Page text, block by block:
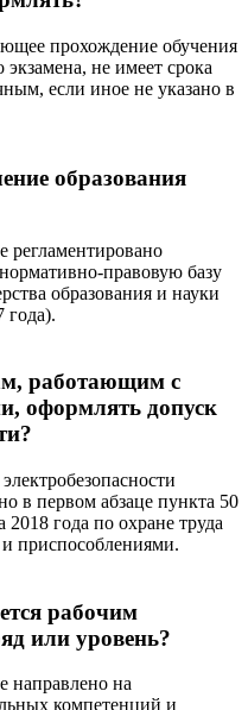
прохождение обучения
не имеет срока
если иное не указано в
образования
регламентировано
правовую базу
образования и науки
года).
работающим с
оформлять допуск
в первом абзаце пункта 50
2018 года по охране труда
приспособлениями.
рабочим
или уровень?
направлено на
компетенций и